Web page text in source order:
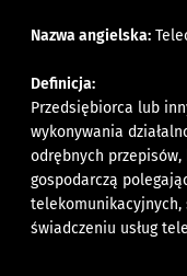
Nazwa angielska:
Definicja:
Przedsiębiorca lub
wykonywania
odrębnych
gospodarczą
telekomunikacyjnych,
świadczeniu usług